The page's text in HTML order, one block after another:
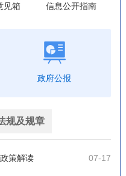
见箱 信息公开指南
政府公报
规及规章
策解读 07-17